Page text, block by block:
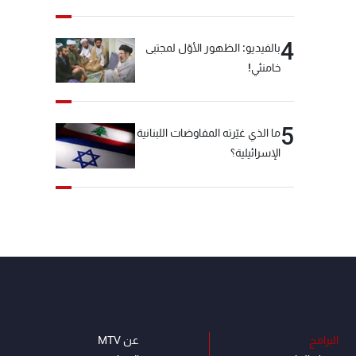
4بالفيديو: الظهور الأوّل لمجتبى
خامنئي!
5ما الذي غيّرته المفاوضات اللبنانية
الإسرائيلية؟
البرامج
عن MTV